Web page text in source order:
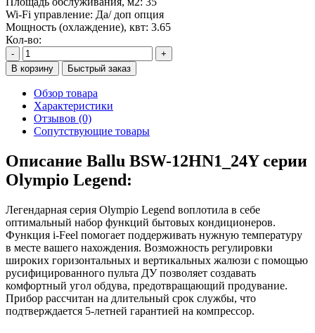
Wi-Fi управление: Да/ доп опция
Мощность (охлаждение), квт: 3.65
Кол-во:
-
+
В корзину
Быстрый заказ
Обзор товара
Характеристики
Отзывов (0)
Сопутствующие товары
Описание Ballu BSW-12HN1_24Y серии
Olympio Legend:
Легендарная серия Olympio Legend воплотила в себе
оптимальный набор функций бытовых кондиционеров.
Функция i-Feel помогает поддерживать нужную температуру
в месте вашего нахождения. Возможность регулировки
широких горизонтальных и вертикальных жалюзи с помощью
русифицированного пульта ДУ позволяет создавать
комфортный угол обдува, предотвращающий продувание.
Прибор рассчитан на длительный срок службы, что
подтверждается 5-летней гарантией на компрессор.